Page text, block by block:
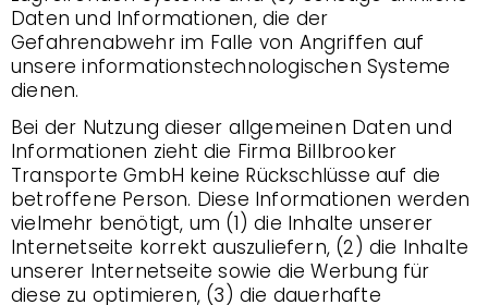
Daten und Informationen, die der
Gefahrenabwehr im Falle von Angriffen auf
unsere informationstechnologischen Systeme
dienen.
Bei der Nutzung dieser allgemeinen Daten und
Informationen zieht die Firma Billbrooker
Transporte GmbH keine Rückschlüsse auf die
betroffene Person. Diese Informationen werden
vielmehr benötigt, um (1) die Inhalte unserer
Internetseite korrekt auszuliefern, (2) die Inhalte
unserer Internetseite sowie die Werbung für
diese zu optimieren, (3) die dauerhafte